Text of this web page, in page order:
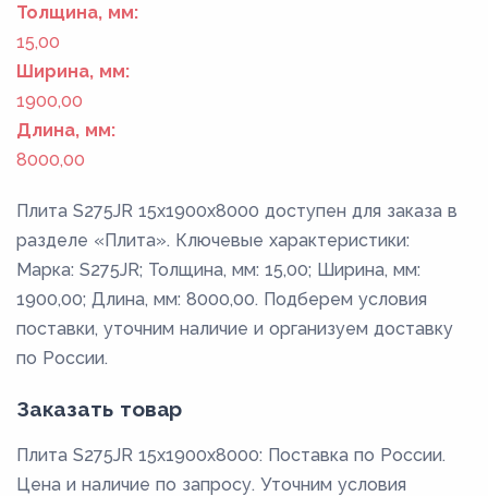
Толщина, мм:
15,00
Ширина, мм:
1900,00
Длина, мм:
8000,00
Плита S275JR 15x1900x8000 доступен для заказа в
разделе «Плита». Ключевые характеристики:
Марка: S275JR; Толщина, мм: 15,00; Ширина, мм:
1900,00; Длина, мм: 8000,00. Подберем условия
поставки, уточним наличие и организуем доставку
по России.
Заказать товар
Плита S275JR 15x1900x8000: Поставка по России.
Цена и наличие по запросу. Уточним условия